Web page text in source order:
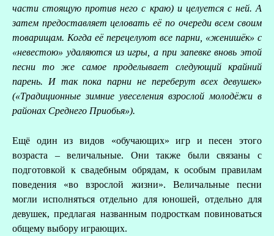
части стоящую против него с краю) и целуется с ней. А
затем предоставляет целовать её по очереди всем своим
товарищам. Когда её перецелуют все парни, «женишёк» с
«невестою» удаляются из игры, а при запевке вновь этой
песни то же самое проделывает следующий крайний
парень. И так пока парни не переберут всех девушек»
(«Традиционные зимние увеселения взрослой молодёжи в
районах Среднего Приобья»).
Ещё один из видов «обучающих» игр и песен этого
возраста – величальные. Они также были связаны с
подготовкой к свадебным обрядам, к особым правилам
поведения «во взрослой жизни». Величальные песни
могли исполняться отдельно для юношей, отдельно для
девушек, предлагая названным подросткам повиноваться
общему выбору играющих.